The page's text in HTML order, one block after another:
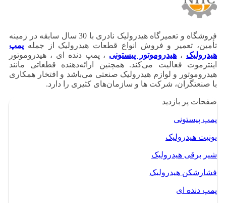
فروشگاه و تعمیرگاه هیدرولیک نادری با 30 سال سابقه در زمینه
تأمین، تعمیر و فروش انواع قطعات هیدرولیک از جمله پمپ
هیدرولیک ، هیدروموتور پیستونی ، پمپ دنده ای ، هیدروموتور
اینترموت فعالیت می‌کند. همچنین ارائه‌دهنده قطعاتی مانند
هیدروموتور و لوازم هیدرولیک صنعتی می‌باشد و افتخار همکاری
با صنعتگران، شرکت ها و سازمان‌های کثیری را دارد.
صفحات پر بازدید
پمپ پیستونی
یونیت هیدرولیک
شیر برقی هیدرولیک
فشارشکن هیدرولیک
پمپ دنده ای